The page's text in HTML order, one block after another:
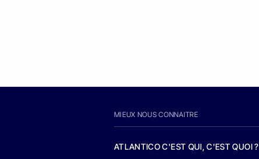
MIEUX NOUS CONNAITRE
ATLANTICO C'EST QUI, C'EST QUOI ?